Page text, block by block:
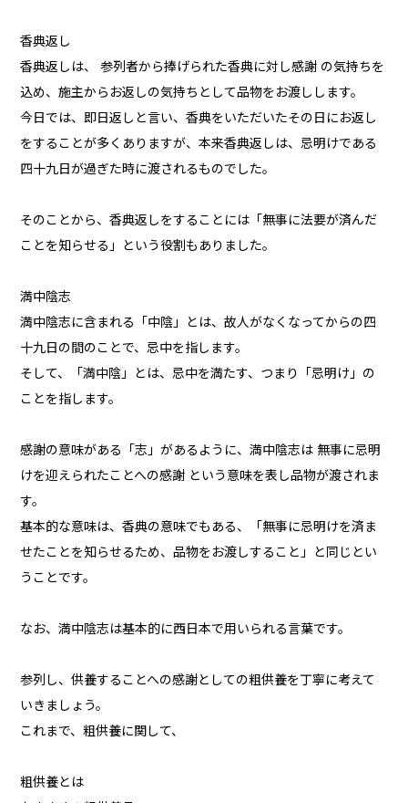
香典返し
香典返しは、 参列者から捧げられた香典に対し感謝 の気持ちを
込め、施主からお返しの気持ちとして品物をお渡しします。
今日では、即日返しと言い、香典をいただいたその日にお返し
をすることが多くありますが、本来香典返しは、忌明けである
四十九日が過ぎた時に渡されるものでした。
そのことから、香典返しをすることには「無事に法要が済んだ
ことを知らせる」という役割もありました。
満中陰志
満中陰志に含まれる「中陰」とは、故人がなくなってからの四
十九日の間のことで、忌中を指します。
そして、「満中陰」とは、忌中を満たす、つまり「忌明け」の
ことを指します。
感謝の意味がある「志」があるように、満中陰志は 無事に忌明
けを迎えられたことへの感謝 という意味を表し品物が渡されま
す。
基本的な意味は、香典の意味でもある、「無事に忌明けを済ま
せたことを知らせるため、品物をお渡しすること」と同じとい
うことです。
なお、満中陰志は基本的に西日本で用いられる言葉です。
参列し、供養することへの感謝としての粗供養を丁寧に考えて
いきましょう。
これまで、粗供養に関して、
粗供養とは